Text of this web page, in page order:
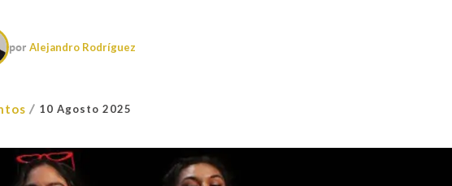
por Alejandro Rodríguez
/ 10 Agosto 2025